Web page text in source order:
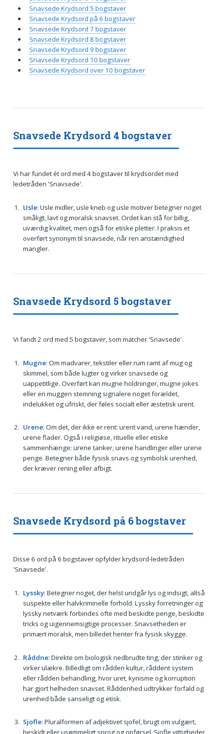
Snavsede Krydsord 4 bogstaver
Vi har fundet ét ord med 4 bogstaver til krydsordet med
ledetråden 'Snavsede'.
Usle: Usle midler, usle kneb og usle motiver betegner noget
småligt, lavt og moralsk snavset. Ordet kan stå for billig,
uværdig kvalitet, men også for etiske pletter. I praksis et
overført synonym til snavsede, når ren anstændighed
mangler.
Snavsede Krydsord 5 bogstaver
Vi fandt 2 ord med 5 bogstaver, som matcher 'Snavsede'.
Mugne: Om madvarer, tekstiler eller rum ramt af mug og
skimmel, som både lugter og virker snavsede og
uappetitlige. Overført kan mugne holdninger, mugne jokes
eller en muggen stemning signalere noget forældet,
indelukket og ufriskt, der føles socialt eller æstetisk urent.
Urene: Om det, der ikke er rent: urent vand, urene hænder,
urene flader. Også i religiøse, rituelle eller etiske
sammenhænge: urene tanker, urene handlinger eller urene
penge. Betegner både fysisk snavs og symbolsk urenhed,
der kræver rening eller afbigt.
Snavsede Krydsord på 6 bogstaver
Disse 6 ord på 6 bogstaver opfylder krydsord-ledetråden
'Snavsede'.
Lyssky: Betegner noget, der helst undgår lys og indsigt, altså
suspekte eller halvkriminelle forhold. Lyssky forretninger og
lyssky netværk forbindes ofte med beskidte penge, beskidte
tricks og uigennemsigtige processer. Snavsetheden er
primært moralsk, men billedet henter fra fysisk skygge.
Råddne: Direkte om biologisk nedbrudte ting, der stinker og
virker ulækre. Billedligt om rådden kultur, råddent system
eller rådden behandling, hvor uret, kynisme og korruption
har gjort helheden snavset. Råddenhed udtrykker forfald og
urenhed både sanseligt og etisk.
Sjofle: Pluralformen af adjektivet sjofel, brugt om vulgært,
beskidt eller usømmeligt sprog og opførsel. Sjofle vittigheder
Snavsede Krydsord 5 bogstaver
Snavsede Krydsord på 6 bogstaver
Snavsede Krydsord 7 bogstaver
Snavsede Krydsord 8 bogstaver
Snavsede Krydsord 9 bogstaver
Snavsede Krydsord 10 bogstaver
Snavsede Krydsord over 10 bogstaver